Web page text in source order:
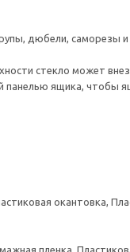
дюбели, саморезы и
стекло может
панелью ящика, чтобы
окантовка,
пленка,